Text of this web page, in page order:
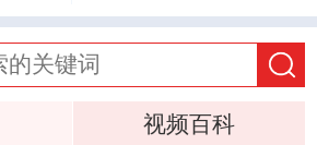
视频百科